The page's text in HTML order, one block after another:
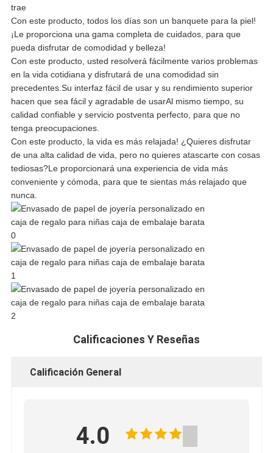
UNA CITA
MAPA
DEL
SITIO
POLÍTICA
DE
PRIVACIDAD
trae
Con este producto, todos los días son un banquete para la piel!
¡Le proporciona una gama completa de cuidados, para que
pueda disfrutar de comodidad y belleza!
Con este producto, usted resolverá fácilmente varios problemas
en la vida cotidiana y disfrutará de una comodidad sin
precedentes.Su interfaz fácil de usar y su rendimiento superior
hacen que sea fácil y agradable de usarAl mismo tiempo, su
calidad confiable y servicio postventa perfecto, para que no
tenga preocupaciones.
Con este producto, la vida es más relajada! ¿Quieres disfrutar
de una alta calidad de vida, pero no quieres atascarte con cosas
tediosas?Le proporcionará una experiencia de vida más
conveniente y cómoda, para que te sientas más relajado que
nunca.
Calificaciones Y Reseñas
Calificación General
4.0